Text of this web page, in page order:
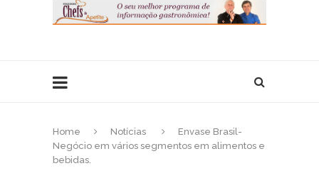
Home Notícias
Envase Brasil-
Negócio em vários segmentos em alimentos e
bebidas.